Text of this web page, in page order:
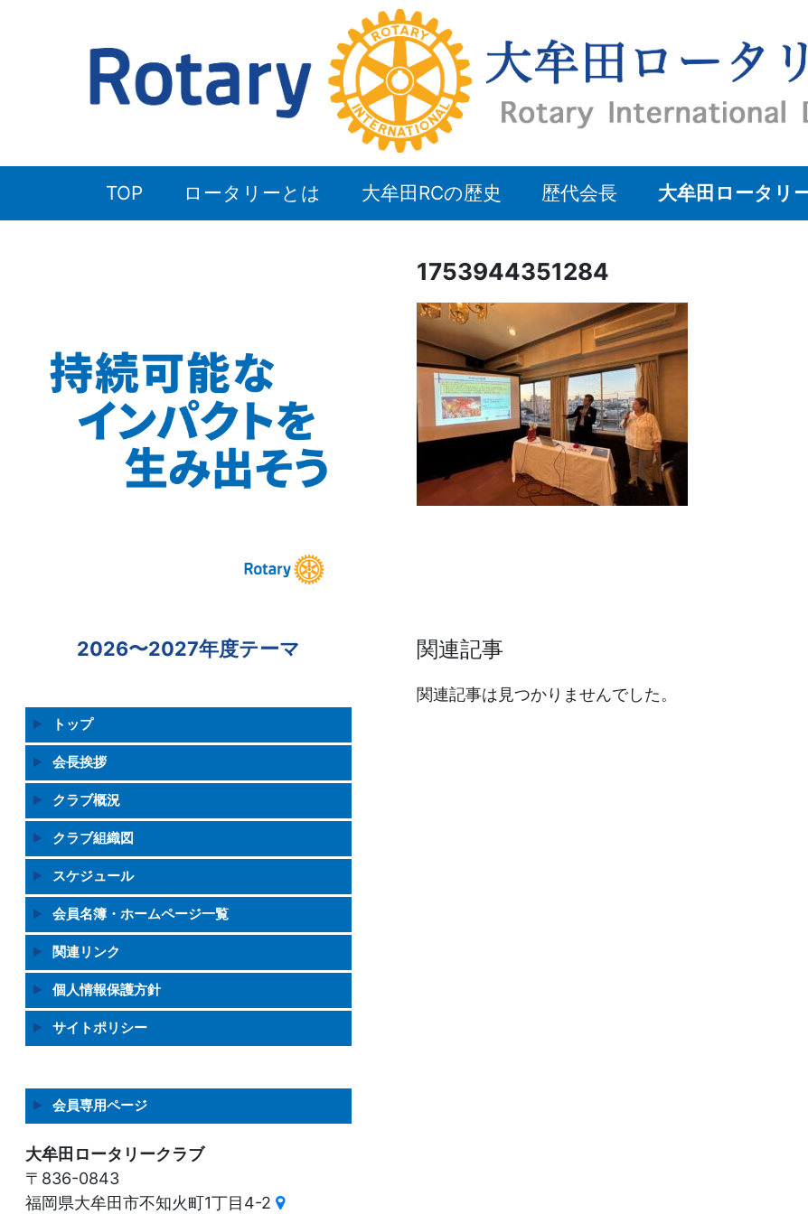
TOP ロータリーとは 大牟田RCの歴史 歴代会長 大牟田ロータリ
1753944351284
関連記事
関連記事は見つかりませんでした。
2026〜2027年度テーマ
トップ
会長挨拶
クラブ概況
クラブ組織図
スケジュール
会員名簿・ホームページ一覧
関連リンク
個人情報保護方針
サイトポリシー
会員専用ページ
大牟田ロータリークラブ
〒836-0843
福岡県大牟田市不知火町1丁目4-2